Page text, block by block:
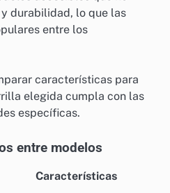
durabilidad, lo que las
entre los
características para
elegida cumpla con las
específicas.
entre modelos
Características